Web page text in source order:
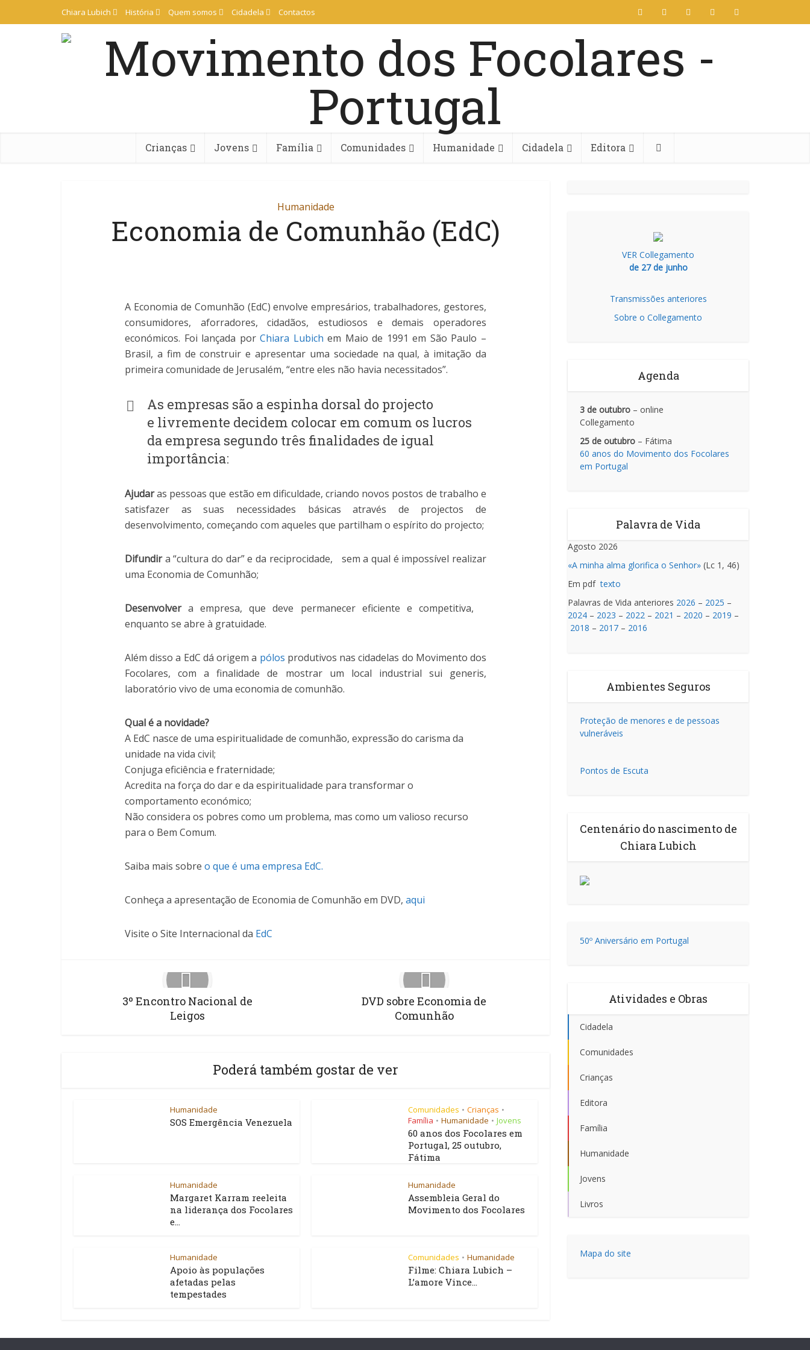
Chiara Lubich História Quem somos Cidadela Contactos
Crianças Jovens Família Comunidades Humanidade Cidadela Editora
Humanidade
Economia de Comunhão (EdC)
A Economia de Comunhão (EdC) envolve empresários, trabalhadores, gestores,
consumidores, aforradores, cidadãos, estudiosos e demais operadores
económicos. Foi lançada porChiara Lubich em Maio de 1991 em São Paulo –
Brasil, a fim de construir e apresentar uma sociedade na qual, à imitação da
primeira comunidade de Jerusalém, “entre eles não havia necessitados”.
As empresas são a espinha dorsal do projecto
e livremente decidem colocar em comum os lucros
da empresa segundo três finalidades de igual
importância:
Ajudaras pessoas que estão em dificuldade, criando novos postos de trabalho e
satisfazer as suas necessidades básicas através de projectos de
desenvolvimento, começando com aqueles que partilham o espírito do projecto;
Difundira “cultura do dar” e da reciprocidade, sem a qual é impossível realizar
uma Economia de Comunhão;
Desenvolvera empresa, que deve permanecer eficiente e competitiva,
enquanto se abre à gratuidade.
Além disso a EdC dá origem a pólos produtivos nas cidadelas do Movimento dos
Focolares, com a finalidade de mostrar um local industrial sui generis,
laboratório vivo de uma economia de comunhão.
Qual é a novidade?
A EdC nasce de uma espiritualidade de comunhão, expressão do carisma da
unidade na vida civil;
Conjuga eficiência e fraternidade;
Acredita na força do dar e da espiritualidade para transformar o
comportamento económico;
Não considera os pobres como um problema, mas como um valioso recurso
para o Bem Comum.
Saiba mais sobre o que é uma empresa EdC.
Conheça a apresentação de Economia de Comunhão em DVD, aqui
Visite o Site Internacional da EdC
3º Encontro Nacional de
Leigos
DVD sobre Economia de
Comunhão
Poderá também gostar de ver
Humanidade
SOS Emergência Venezuela
Comunidades • Crianças •
Família • Humanidade • Jovens
60 anos dos Focolares em
Portugal, 25 outubro,
Fátima
Humanidade
Margaret Karram reeleita
na liderança dos Focolares
e...
Humanidade
Assembleia Geral do
Movimento dos Focolares
Humanidade
Apoio às populações
afetadas pelas
tempestades
Comunidades • Humanidade
Filme: Chiara Lubich –
L’amore Vince...
VER Collegamento
de 27 de junho
Transmissões anteriores
Sobre o Collegamento
Agenda
3 de outubro – online
Collegamento
25 de outubro – Fátima
60 anos do Movimento dos Focolares
em Portugal
Palavra de Vida
Agosto 2026
«A minha alma glorifica o Senhor» (Lc 1, 46)
Em pdftexto
Palavras de Vida anteriores 2026 – 2025 –
2024 – 2023 – 2022 – 2021 – 2020 – 2019 –
2018 – 2017 – 2016
Ambientes Seguros
Proteção de menores e de pessoas
vulneráveis
Pontos de Escuta
Centenário do nascimento de
Chiara Lubich
50º Aniversário em Portugal
Atividades e Obras
Cidadela
Comunidades
Crianças
Editora
Família
Humanidade
Jovens
Livros
Mapa do site